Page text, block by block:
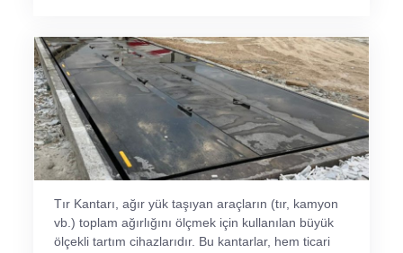
Tır Kantarı, ağır yük taşıyan araçların (tır, kamyon
vb.) toplam ağırlığını ölçmek için kullanılan büyük
ölçekli tartım cihazlarıdır. Bu kantarlar, hem ticari